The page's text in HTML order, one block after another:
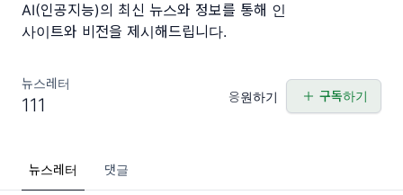
AI(인공지능)의 최신 뉴스와 정보를 통해 인
사이트와 비전을 제시해드립니다.
뉴스레터
111 응원하기 구독하기
뉴스레터 댓글